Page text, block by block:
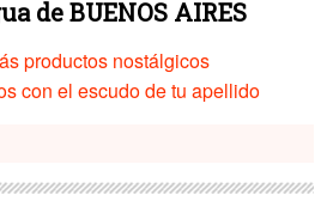
de BUENOS AIRES
productos nostálgicos
con el escudo de tu apellido